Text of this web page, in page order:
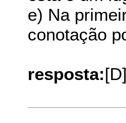
e) Na
conotação
resposta:[D]